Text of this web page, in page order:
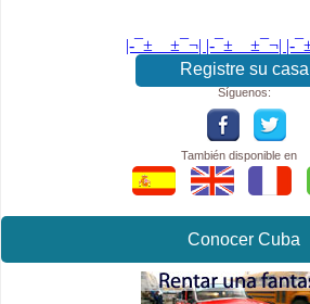
|-¯±­__­±¯¬| |-¯±­__­±¯¬| |-
Registre su casa
Síguenos:
También disponible en
Conocer Cuba